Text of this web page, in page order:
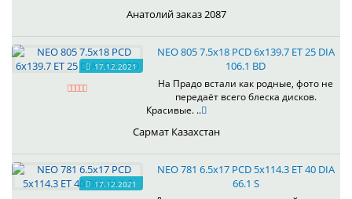
Анатолий заказ 2087
17.12.2021
NEO 805 7.5x18 PCD 6x139.7 ET 25 DIA
106.1 BD
На Прадо встали как родные, фото не
передаёт всего блеска дисков.
Красивые. ..
Сармат Казахстан
17.12.2021
NEO 781 6.5x17 PCD 5x114.3 ET 40 DIA
66.1 S